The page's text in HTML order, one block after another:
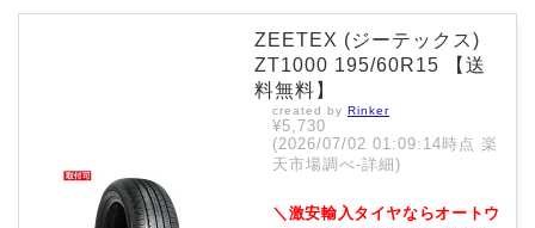
ZEETEX (ジーテックス)
ZT1000 195/60R15 【送
料無料】
created by Rinker
¥5,730
(2026/07/02 01:09:14時点 楽
天市場調べ-詳細)
＼激安輸入タイヤならオートウ